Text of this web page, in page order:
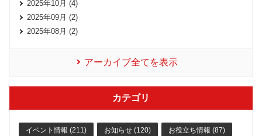
2025年10月 (4)
2025年09月 (2)
2025年08月 (2)
アーカイブ全てを表示
カテゴリ
イベント情報 (211) お知らせ (120) お役立ち情報 (87)